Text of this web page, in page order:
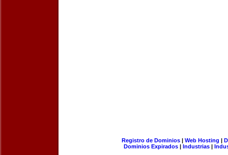
Registro de Dominios| Web Hosting |
Dominios Expirados | Industrias |